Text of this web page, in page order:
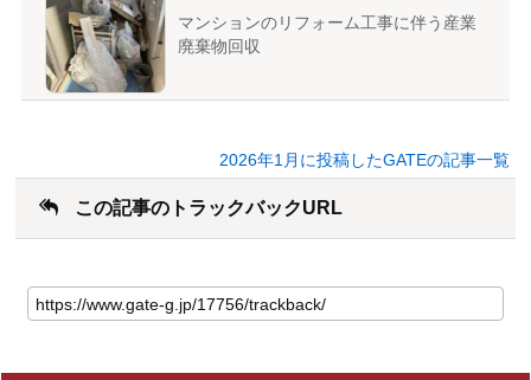
マンションのリフォーム工事に伴う産業
廃棄物回収
2026年1月に投稿したGATEの記事一覧
この記事のトラックバックURL
の
記
の